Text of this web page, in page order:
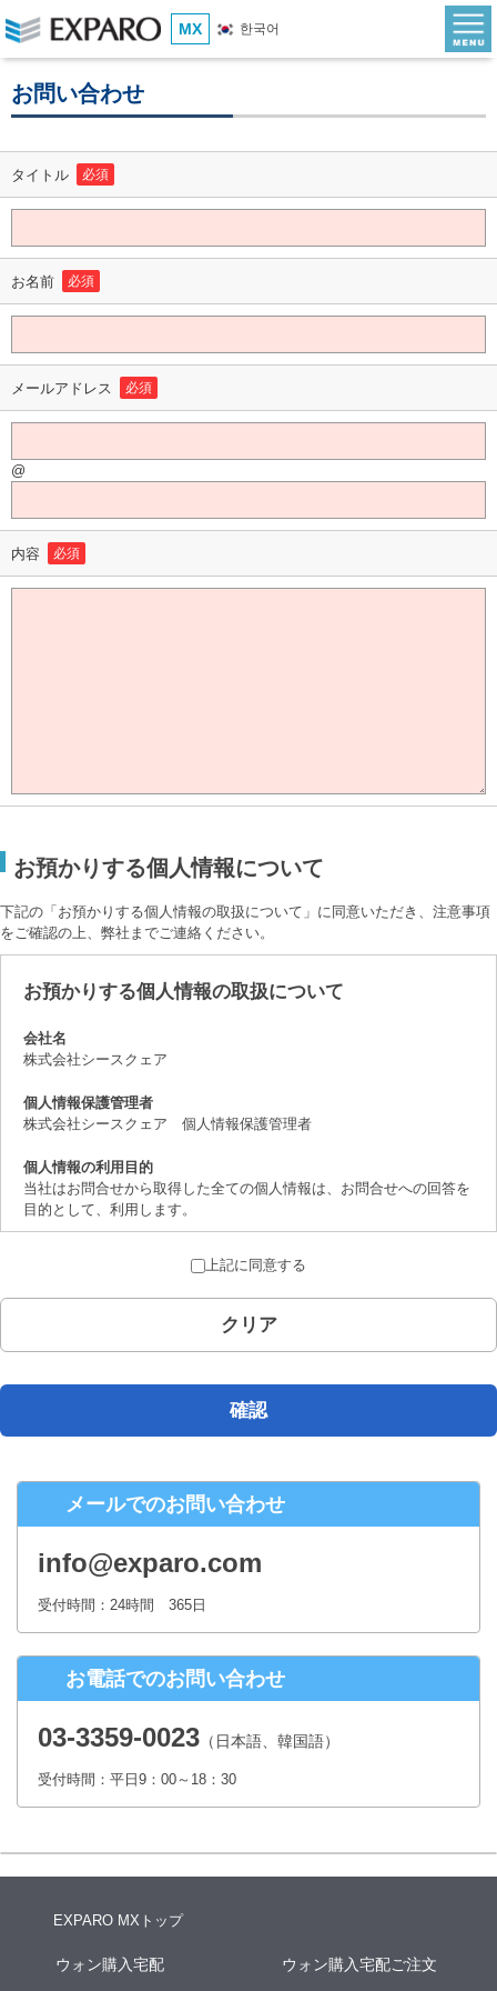
MX 한국어
お問い合わせ
タイトル 必須
お名前 必須
メールアドレス 必須
@
内容 必須
お預かりする個人情報について
下記の「お預かりする個人情報の取扱について」に同意いただき、注意事項
をご確認の上、弊社までご連絡ください。
お預かりする個人情報の取扱について
会社名
株式会社シースクェア
個人情報保護管理者
株式会社シースクェア 個人情報保護管理者
個人情報の利用目的
当社はお問合せから取得した全ての個人情報は、お問合せへの回答を
目的として、利用します。
取得した個人情報は、法律上許されている場合を除き、ご本人の了解
を得ることなく第三者に提供することはありません。
個人情報の取扱いの委託について
開示対象個人情報の開示等および問合せ窓口について
ご本人からの求めにより、当社が保有する開示対象個人情報の、利用
す。
株式会社シースクェア 個人情報お問合せ窓口
〒160-0023 東京都新宿区西新宿６丁目１２−１ パークウェストビ
ル１３階
Eメール：info@c-square.co.jp
（受付時間は、平日9時～17時30分 但し、年末年始、夏季休暇は除き
ます。）
個人情報を入力するにあたっての注意事項
回答ができない場合がございます。
本人が容易に認識できない方法による個人情報の取得
クッキーやWebビーコン等を用いるなどして、本人が容易に認識でき
上記に同意する
クリア
確認
メールでのお問い合わせ
info@exparo.com
受付時間：24時間 365日
お電話でのお問い合わせ
03-3359-0023 （日本語、韓国語）
受付時間：平日9：00～18：30
EXPARO MXトップ
ウォン購入宅配 ウォン購入宅配ご注文